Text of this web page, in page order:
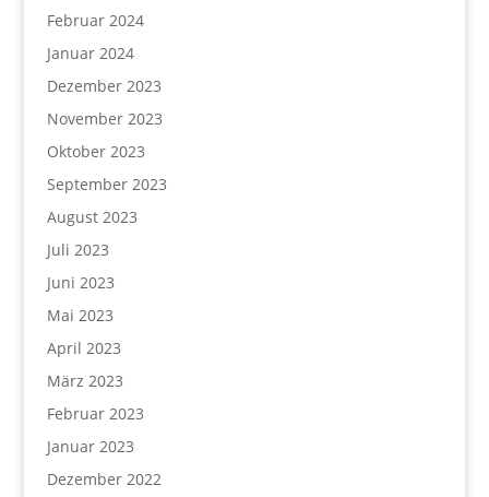
Februar 2024
Januar 2024
Dezember 2023
November 2023
Oktober 2023
September 2023
August 2023
Juli 2023
Juni 2023
Mai 2023
April 2023
März 2023
Februar 2023
Januar 2023
Dezember 2022